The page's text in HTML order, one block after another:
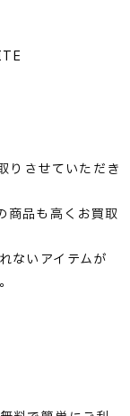
させていただき
商品も高くお買取
ないアイテムが